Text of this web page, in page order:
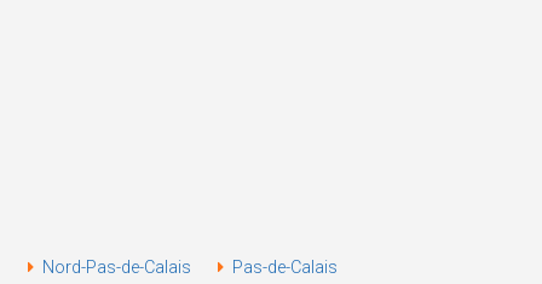
Nord-Pas-de-Calais
Pas-de-Calais